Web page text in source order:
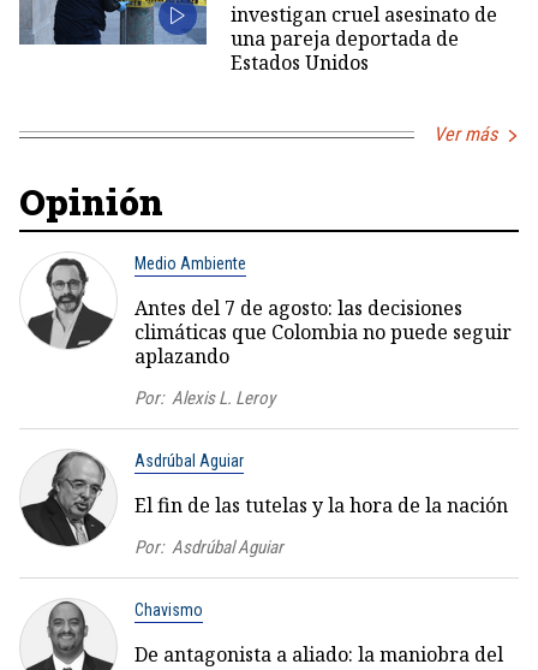
investigan cruel asesinato de
una pareja deportada de
Estados Unidos
Ver más
Opinión
Medio Ambiente
Antes del 7 de agosto: las decisiones
climáticas que Colombia no puede seguir
aplazando
Por: Alexis L. Leroy
Asdrúbal Aguiar
El fin de las tutelas y la hora de la nación
Por: Asdrúbal Aguiar
Chavismo
De antagonista a aliado: la maniobra del